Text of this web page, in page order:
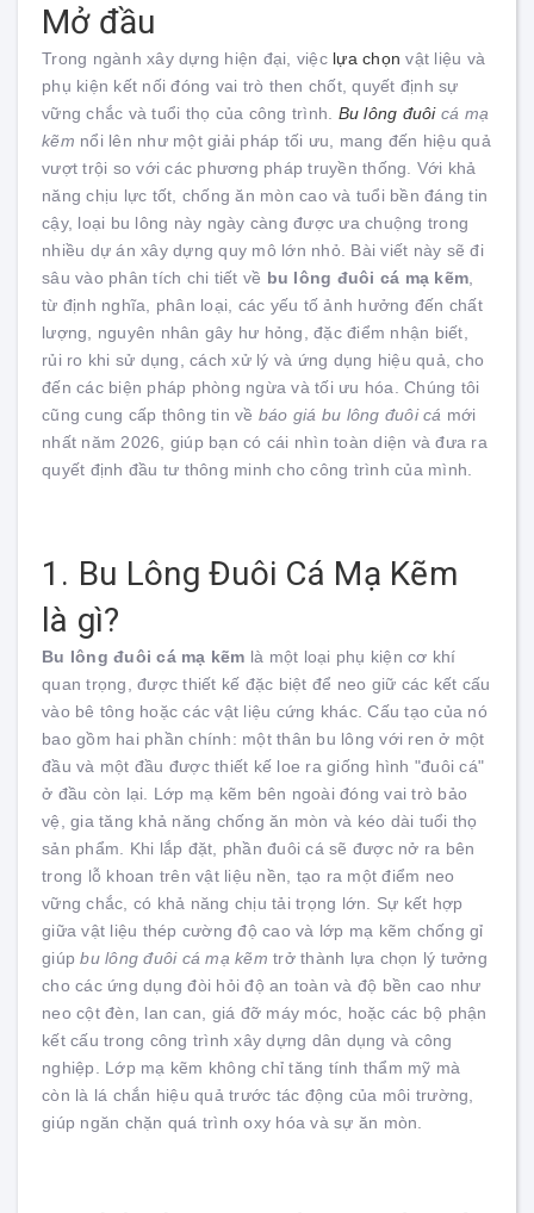
Mở đầu
Trong ngành xây dựng hiện đại, việc lựa chọn vật liệu và
phụ kiện kết nối đóng vai trò then chốt, quyết định sự
vững chắc và tuổi thọ của công trình. Bu lông đuôicá mạ
kẽm nổi lên như một giải pháp tối ưu, mang đến hiệu quả
vượt trội so với các phương pháp truyền thống. Với khả
năng chịu lực tốt, chống ăn mòn cao và tuổi bền đáng tin
cậy, loại bu lông này ngày càng được ưa chuộng trong
nhiều dự án xây dựng quy mô lớn nhỏ. Bài viết này sẽ đi
sâu vào phân tích chi tiết về bu lông đuôi cá mạ kẽm
từ định nghĩa, phân loại, các yếu tố ảnh hưởng đến chất
lượng, nguyên nhân gây hư hỏng, đặc điểm nhận biết,
rủi ro khi sử dụng, cách xử lý và ứng dụng hiệu quả, cho
đến các biện pháp phòng ngừa và tối ưu hóa. Chúng tôi
cũng cung cấp thông tin về báo giá bu lông đuôi cá mới
nhất năm 2026, giúp bạn có cái nhìn toàn diện và đưa ra
quyết định đầu tư thông minh cho công trình của mình.
1. Bu Lông Đuôi Cá Mạ Kẽm
là gì?
Bu lông đuôi cá mạ kẽm là một loại phụ kiện cơ khí
quan trọng, được thiết kế đặc biệt để neo giữ các kết cấu
vào bê tông hoặc các vật liệu cứng khác. Cấu tạo của nó
bao gồm hai phần chính: một thân bu lông với ren ở một
đầu và một đầu được thiết kế loe ra giống hình "đuôi cá"
ở đầu còn lại. Lớp mạ kẽm bên ngoài đóng vai trò bảo
vệ, gia tăng khả năng chống ăn mòn và kéo dài tuổi thọ
sản phẩm. Khi lắp đặt, phần đuôi cá sẽ được nở ra bên
trong lỗ khoan trên vật liệu nền, tạo ra một điểm neo
vững chắc, có khả năng chịu tải trọng lớn. Sự kết hợp
giữa vật liệu thép cường độ cao và lớp mạ kẽm chống gỉ
giúpbu lông đuôi cá mạ kẽm trở thành lựa chọn lý tưởng
cho các ứng dụng đòi hỏi độ an toàn và độ bền cao như
neo cột đèn, lan can, giá đỡ máy móc, hoặc các bộ phận
kết cấu trong công trình xây dựng dân dụng và công
nghiệp. Lớp mạ kẽm không chỉ tăng tính thẩm mỹ mà
còn là lá chắn hiệu quả trước tác động của môi trường,
giúp ngăn chặn quá trình oxy hóa và sự ăn mòn.